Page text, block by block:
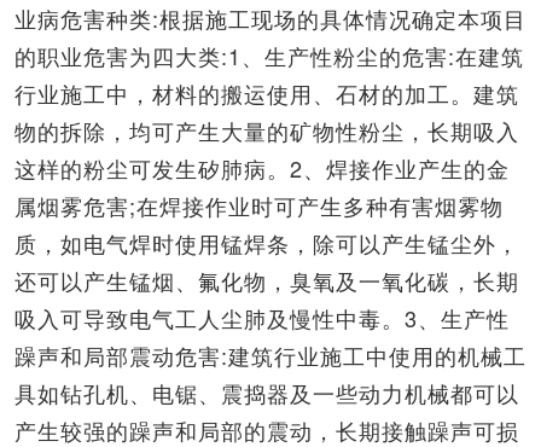
业病危害种类:根据施工现场的具体情况确定本项目
的职业危害为四大类:1、生产性粉尘的危害:在建筑
行业施工中，材料的搬运使用、石材的加工。建筑
物的拆除，均可产生大量的矿物性粉尘，长期吸入
这样的粉尘可发生矽肺病。2、焊接作业产生的金
属烟雾危害;在焊接作业时可产生多种有害烟雾物
质，如电气焊时使用锰焊条，除可以产生锰尘外，
还可以产生锰烟、氟化物，臭氧及一氧化碳，长期
吸入可导致电气工人尘肺及慢性中毒。3、生产性
躁声和局部震动危害:建筑行业施工中使用的机械工
具如钻孔机、电锯、震捣器及一些动力机械都可以
产生较强的躁声和局部的震动，长期接触躁声可损